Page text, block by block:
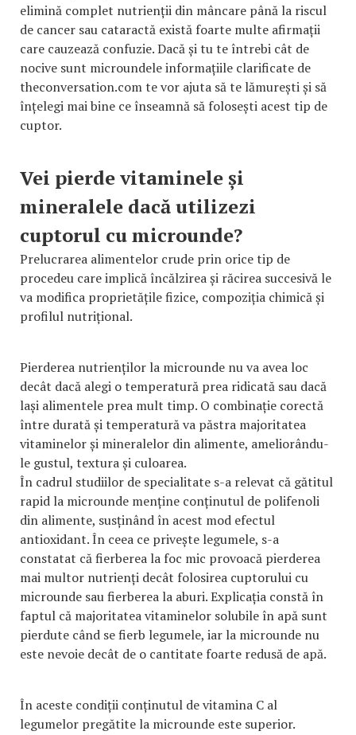
elimină complet nutrienții din mâncare până la riscul
de cancer sau cataractă există foarte multe afirmații
care cauzează confuzie. Dacă și tu te întrebi cât de
nocive sunt microundele informațiile clarificate de
theconversation.com te vor ajuta să te lămurești și să
înțelegi mai bine ce înseamnă să folosești acest tip de
cuptor.
Vei pierde vitaminele și
mineralele dacă utilizezi
cuptorul cu microunde?
Prelucrarea alimentelor crude prin orice tip de
procedeu care implică încălzirea și răcirea succesivă le
va modifica proprietățile fizice, compoziția chimică și
profilul nutrițional.
Pierderea nutrienților la microunde nu va avea loc
decât dacă alegi o temperatură prea ridicată sau dacă
lași alimentele prea mult timp. O combinație corectă
între durată și temperatură va păstra majoritatea
vitaminelor și mineralelor din alimente, ameliorându-
le gustul, textura și culoarea.
În cadrul studiilor de specialitate s-a relevat că gătitul
rapid la microunde menține conținutul de polifenoli
din alimente, susținând în acest mod efectul
antioxidant. În ceea ce privește legumele, s-a
constatat că fierberea la foc mic provoacă pierderea
mai multor nutrienți decât folosirea cuptorului cu
microunde sau fierberea la aburi. Explicația constă în
faptul că majoritatea vitaminelor solubile în apă sunt
pierdute când se fierb legumele, iar la microunde nu
este nevoie decât de o cantitate foarte redusă de apă.
În aceste condiții conținutul de vitamina C al
legumelor pregătite la microunde este superior.